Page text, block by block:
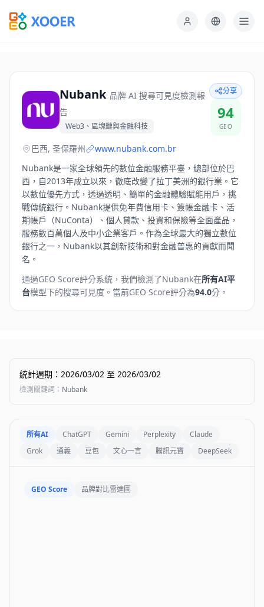
Nubank 品牌 AI 搜尋可見度檢測報
告
Web3、區塊鏈與金融科技
分享
94
GEO
巴西, 圣保羅州
www.nubank.com.br
Nubank是一家全球領先的數位金融服務平臺，總部位於巴
西，自2013年成立以來，徹底改變了拉丁美洲的銀行業。它
以數位優先方式，透過透明、簡單的金融體驗賦能用戶，挑
戰傳統銀行。Nubank提供免年費信用卡、簽帳金融卡、活
期帳戶（NuConta）、個人貸款、投資和保險等全面產品，
服務數百萬個人及中小企業客戶。作為全球最大的獨立數位
銀行之一，Nubank以其創新技術和對金融普惠的貢獻而聞
名。
通過GEO Score評分系統，我們檢測了Nubank在所有AI平
台模型下的搜尋可見度。 當前GEO Score評分為94.0分。
統計週期 ： 2026/03/02 至 2026/03/02
檢測關鍵詞 ： Nubank
所有AI ChatGPT Gemini Perplexity
Claude
Grok
通義 豆包 文心一言 騰訊元寶 DeepSeek
GEO Score 品牌對比雷達圖